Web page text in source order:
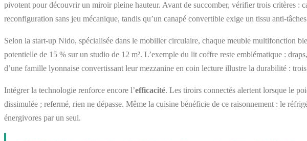
pivotent pour découvrir un miroir pleine hauteur. Avant de succomber, vérifier trois critères :
reconfiguration sans jeu mécanique, tandis qu’un canapé convertible exige un tissu anti-
Selon la start-up Nido, spécialisée dans le mobilier circulaire, chaque meuble multifonction
potentielle de 15 % sur un studio de 12 m². L’exemple du lit coffre reste emblématique :
d’une famille lyonnaise convertissant leur mezzanine en coin lecture illustre la durabilité :
Intégrer la technologie renforce encore l’efficacité. Les tiroirs connectés alertent lorsque le
dissimulée ; refermé, rien ne dépasse. Même la cuisine bénéficie de ce raisonnement : le
énergivores par un seul.